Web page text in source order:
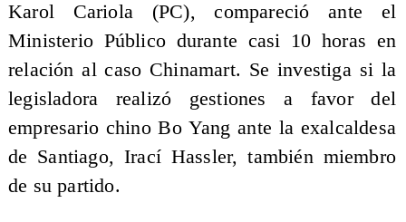
Karol Cariola (PC), compareció ante el
Ministerio Público durante casi 10 horas en
relación al caso Chinamart. Se investiga si la
legisladora realizó gestiones a favor del
empresario chino Bo Yang ante la exalcaldesa
de Santiago, Irací Hassler, también miembro
de su partido.